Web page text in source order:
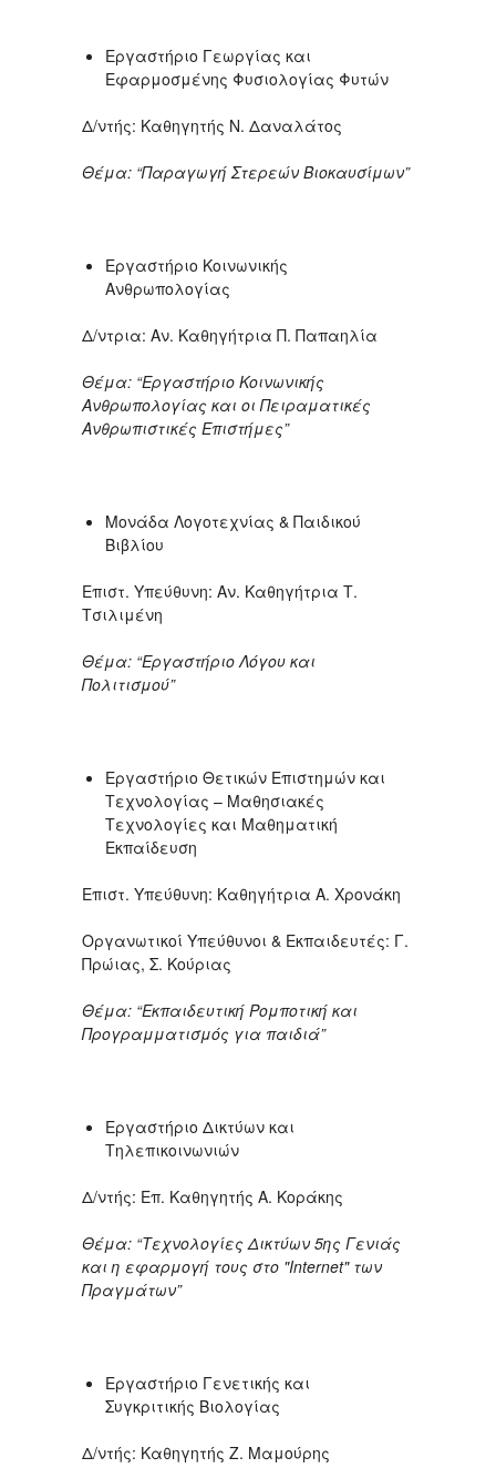
Εργαστήριο Γεωργίας και
Εφαρμοσμένης Φυσιολογίας Φυτών
Δ/ντής: Καθηγητής Ν. Δαναλάτος
Θέμα: “Παραγωγή Στερεών Βιοκαυσίμων”
Εργαστήριο Κοινωνικής
Ανθρωπολογίας
Δ/ντρια: Αν. Καθηγήτρια Π. Παπαηλία
Θέμα: “Εργαστήριο Κοινωνικής
Ανθρωπολογίας και οι Πειραματικές
Ανθρωπιστικές Επιστήμες”
Μονάδα Λογοτεχνίας & Παιδικού
Βιβλίου
Επιστ. Υπεύθυνη: Αν. Καθηγήτρια Τ.
Τσιλιμένη
Θέμα: “Εργαστήριο Λόγου και
Πολιτισμού”
Εργαστήριο Θετικών Επιστημών και
Τεχνολογίας – Μαθησιακές
Τεχνολογίες και Μαθηματική
Εκπαίδευση
Επιστ. Υπεύθυνη: Καθηγήτρια Α. Χρονάκη
Οργανωτικοί Υπεύθυνοι & Εκπαιδευτές: Γ.
Πρώιας, Σ. Κούριας
Θέμα: “Εκπαιδευτική Ρομποτική και
Προγραμματισμός για παιδιά”
Εργαστήριο Δικτύων και
Τηλεπικοινωνιών
Δ/ντής: Επ. Καθηγητής Α. Κοράκης
Θέμα: “Τεχνολογίες Δικτύων 5ης Γενιάς
και η εφαρμογή τους στο "Internet" των
Πραγμάτων”
Εργαστήριο Γενετικής και
Συγκριτικής Βιολογίας
Δ/ντής: Καθηγητής Ζ. Μαμούρης